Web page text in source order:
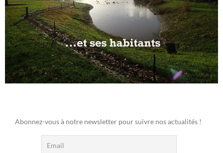
Abonnez-vous à notre newsletter pour suivre nos actualités !